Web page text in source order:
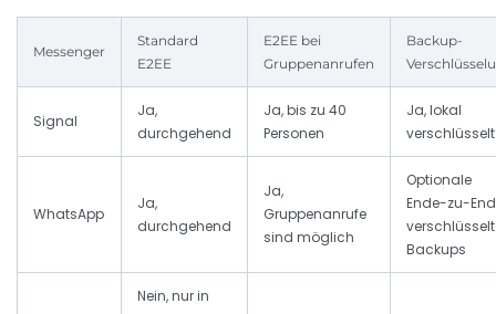
Messenger
Standard
E2EE
E2EE bei
Gruppenanrufen
Backup-
Signal
Ja,
durchgehend
Ja, bis zu 40
Personen
Ja, lokal
verschlüsselt
WhatsApp
Ja,
durchgehend
Ja,
Gruppenanrufe
sind möglich
Optionale
Ende-zu-
Backups
Nein, nur in